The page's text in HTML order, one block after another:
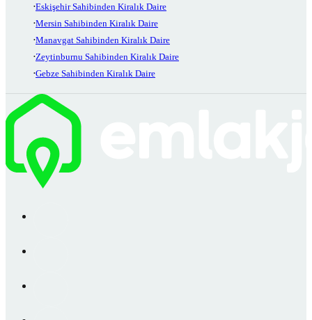
Eskişehir Sahibinden Kiralık Daire
Mersin Sahibinden Kiralık Daire
Manavgat Sahibinden Kiralık Daire
Zeytinburnu Sahibinden Kiralık Daire
Gebze Sahibinden Kiralık Daire